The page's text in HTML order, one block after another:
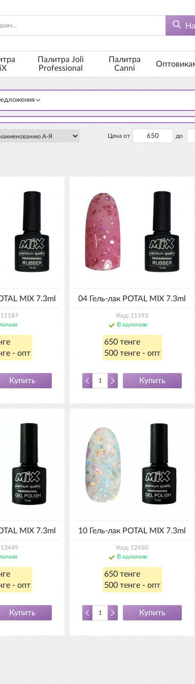
Палитра Joli
Professional
Палитра
Canni
Цена от до
MIX 7.3ml
- опт
Купить
04 Гель-лак POTAL MIX 7.3ml
Код: 11193
В наличии
650 тенге
500 тенге - опт
Купить
MIX 7.3ml
- опт
Купить
10 Гель-лак POTAL MIX 7.3ml
Код: 12450
В наличии
650 тенге
500 тенге - опт
Купить